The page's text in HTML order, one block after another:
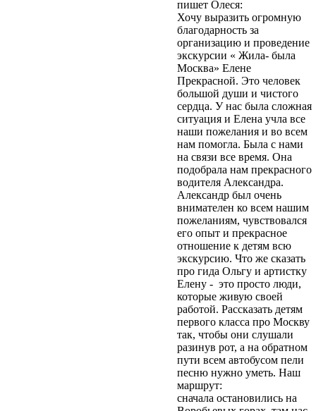
пишет Олеся:
Хочу выразить огромную
благодарность за
организацию и проведение
экскурсии « Жила- была
Москва» Елене
Прекрасной. Это человек
большой души и чистого
сердца. У нас была сложная
ситуация и Елена учла все
наши пожелания и во всем
нам помогла. Была с нами
на связи все время. Она
подобрала нам прекрасного
водителя Александра.
Александр был очень
внимателен ко всем нашим
пожеланиям, чувствовался
его опыт и прекрасное
отношение к детям всю
экскурсию. Что же сказать
про гида Ольгу и артистку
Елену - это просто люди,
которые живую своей
работой. Рассказать детям
первого класса про Москву
так, чтобы они слушали
разинув рот, а на обратном
пути всем автобусом пели
песню нужно уметь. Наш
маршрут:
сначала остановились на